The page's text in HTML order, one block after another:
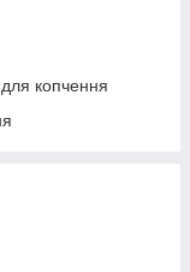
копчення